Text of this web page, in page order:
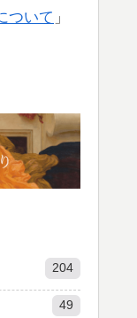
ついて 」
204
49